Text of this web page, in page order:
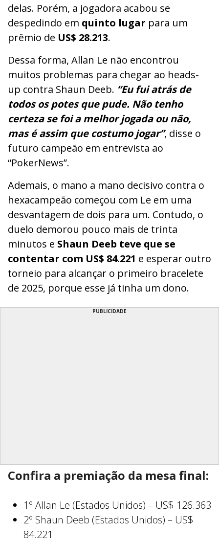
delas. Porém, a jogadora acabou se
despedindo em quinto lugar para um
prêmio de US$ 28.213.
Dessa forma, Allan Le não encontrou
muitos problemas para chegar ao heads-
up contra Shaun Deeb. “Eu fui atrás de
todos os potes que pude. Não tenho
certeza se foi a melhor jogada ou não,
mas é assim que costumo jogar”, disse o
futuro campeão em entrevista ao
“PokerNews”.
Ademais, o mano a mano decisivo contra o
hexacampeão começou com Le em uma
desvantagem de dois para um. Contudo, o
duelo demorou pouco mais de trinta
minutos e Shaun Deeb teve que se
contentar com US$ 84.221 e esperar outro
torneio para alcançar o primeiro bracelete
de 2025, porque esse já tinha um dono.
PUBLICIDADE
Confira a premiação da mesa final:
1º Allan Le (Estados Unidos) – US$ 126.363
2º Shaun Deeb (Estados Unidos) – US$
84.221